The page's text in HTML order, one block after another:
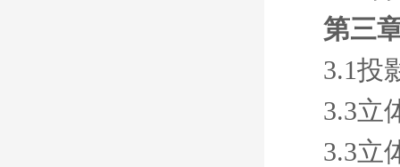
第三
3.1投
3.3立
3.3立